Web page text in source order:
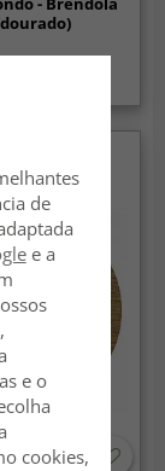
de
e a
e o
cookies,